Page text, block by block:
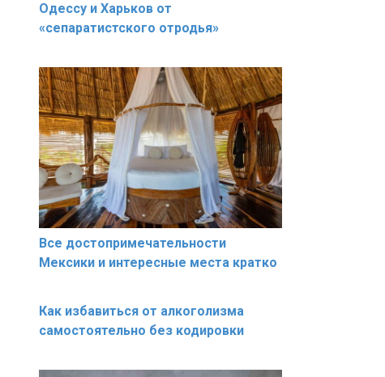
Одессу и Харьков от
«сепаратистского отродья»
Все достопримечательности
Мексики и интересные места кратко
Как избавиться от алкоголизма
самостоятельно без кодировки